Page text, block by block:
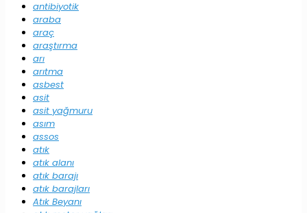
antibiyotik
araba
araç
araştırma
arı
arıtma
asbest
asit
asit yağmuru
asım
assos
atık
atık alanı
atık barajı
atık barajları
Atık Beyanı